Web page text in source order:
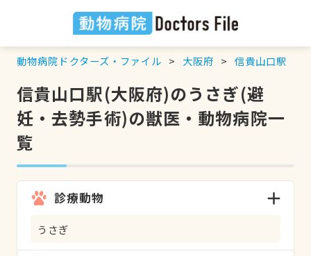
動物病院ドクターズ・ファイル 大阪府 信貴山口駅
信貴山口駅(大阪府)のうさぎ(避
妊・去勢手術)の獣医・動物病院一
覧
診療動物
うさぎ